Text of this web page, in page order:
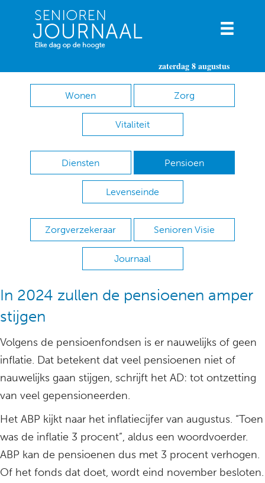
zaterdag 8 augustus
Wonen Zorg
Vitaliteit
Diensten Pensioen
Levenseinde
Zorgverzekeraar Senioren Visie
Journaal
In 2024 zullen de pensioenen amper
stijgen
Volgens de pensioenfondsen is er nauwelijks of geen
inflatie. Dat betekent dat veel pensioenen niet of
nauwelijks gaan stijgen, schrijft het AD: tot ontzetting
van veel gepensioneerden.
Het ABP kijkt naar het inflatiecijfer van augustus. “Toen
was de inflatie 3 procent”, aldus een woordvoerder.
ABP kan de pensioenen dus met 3 procent verhogen.
Of het fonds dat doet, wordt eind november besloten.